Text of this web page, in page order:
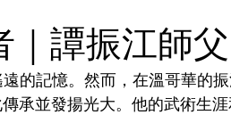
｜譚振江師父
的記憶。然而，在溫哥華的
承並發揚光大。他的武術生